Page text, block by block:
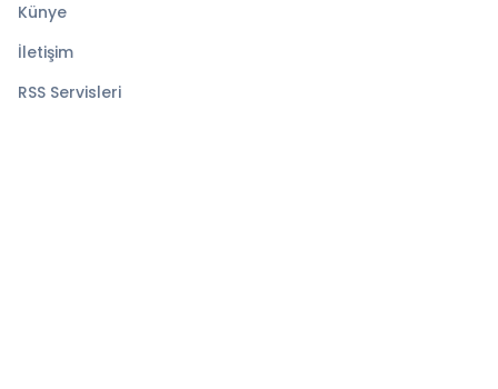
Künye
İletişim
RSS Servisleri